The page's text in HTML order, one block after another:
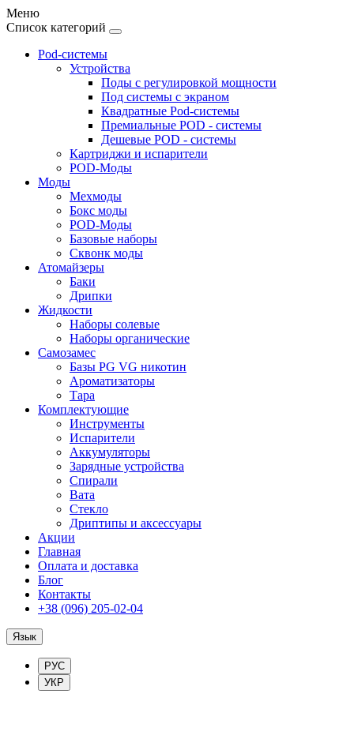
Меню
Список категорий
Pod-системы
Устройства
Поды с регулировкой мощности
Под системы с экраном
Квадратные Pod-системы
Премиальные POD - системы
Дешевые POD - системы
Картриджи и испарители
POD-Моды
Моды
Мехмоды
Бокс моды
POD-Моды
Базовые наборы
Сквонк моды
Атомайзеры
Баки
Дрипки
Жидкости
Наборы солевые
Наборы органические
Самозамес
Базы PG VG никотин
Ароматизаторы
Тара
Комплектующие
Инструменты
Испарители
Аккумуляторы
Зарядные устройства
Спирали
Вата
Стекло
Дриптипы и аксессуары
Акции
Главная
Оплата и доставка
Блог
Контакты
+38 (096) 205-02-04
Язык
РУС
УКР